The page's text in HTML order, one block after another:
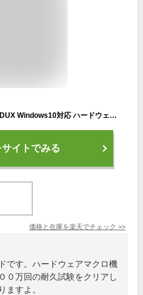
エレコム MMO有線ゲームパッド DUX Windows10対応 ハードウェアマクロ機能搭載 ハードウェアマッピング対応 USB接続 ブラック 24ボタン 1.8m ELECOM JC-DUX60BK
イトでみる
価格と在庫を楽天でチェック >>
です。ハードウェアマクロ機
０万回の耐久試験をクリアし
ますよ。